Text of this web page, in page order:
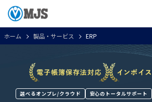
ホーム 製品・サービス ERP
選べるオンプレ/クラウド 安心のトータルサポート